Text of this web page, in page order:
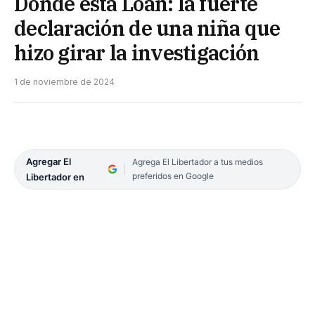
declaración de una niña que
hizo girar la investigación
1 de noviembre de 2024
Agregar El
Libertador en
Agrega El Libertador a tus medios
preferidos en Google